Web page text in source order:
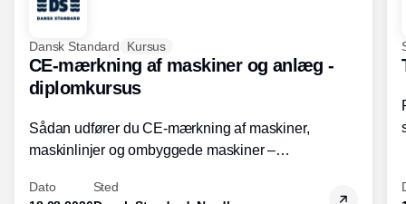
Dansk Standard Kursus
CE-mærkning af maskiner og anlæg -
diplomkursus
Sådan udfører du CE-mærkning af maskiner,
maskinlinjer og ombyggede maskiner –
Dato
Sted